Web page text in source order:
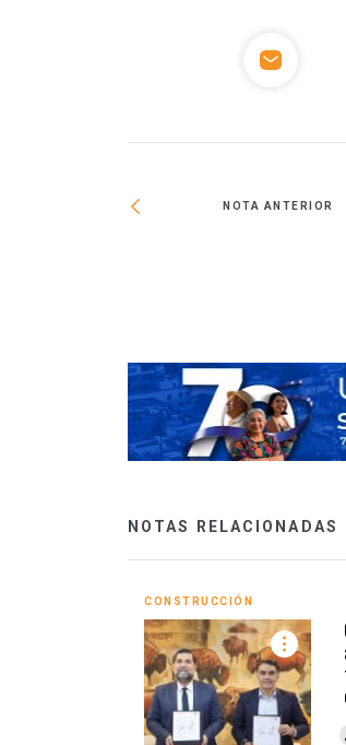
NOTA ANTERIOR
NOTAS RELACIONADAS
CONSTRUCCIÓN